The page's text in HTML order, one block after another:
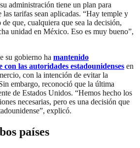
administración tiene un plan para
las tarifas sean aplicadas. “Hay temple y
que, cualquiera que sea la decisión,
unidad en México. Eso es muy bueno”,
su gobierno ha mantenido
con las autoridades estadounidenses en
con la intención de evitar la
embargo, reconoció que la última
de Estados Unidos. “Hemos hecho los
necesarias, pero es una decisión que
explicó.
países